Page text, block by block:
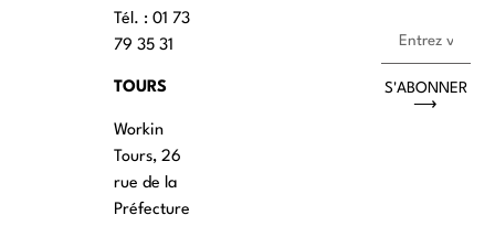
Tél. : 01 73
79 35 31
TOURS
Workin
Tours, 26
rue de la
Préfecture
S'ABONNER
⟶